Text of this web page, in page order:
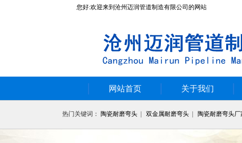
您好:欢迎来到沧州迈润管道制造有限公司的网站
网站首页 关于我们
热门关键词： 陶瓷耐磨弯头 双金属耐磨弯头 陶瓷耐磨弯头厂